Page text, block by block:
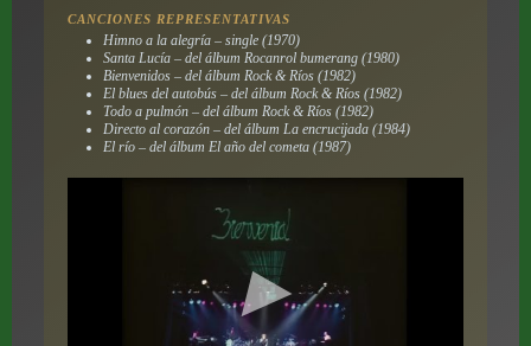
CANCIONES REPRESENTATIVAS
Himno a la alegría– single (1970)
Santa Lucía– del álbum Rocanrol bumerang(1980)
Bienvenidos– del álbum Rock & Ríos(1982)
El blues del autobús– del álbum Rock & Ríos(1982)
Todo a pulmón– del álbum Rock & Ríos(1982)
Directo al corazón– del álbum La encrucijada(1984)
El río– del álbum El año del cometa(1987)